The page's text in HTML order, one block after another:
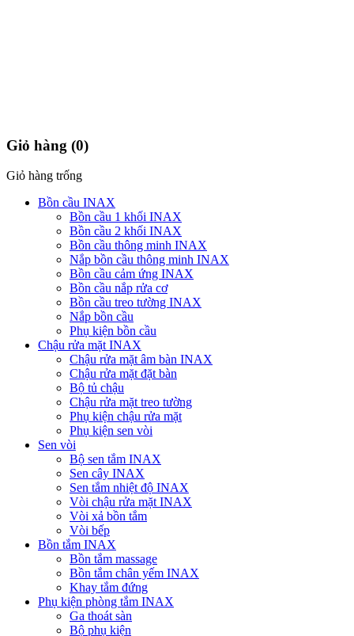
Giỏ hàng (0)
Giỏ hàng trống
Bồn cầu INAX
Bồn cầu 1 khối INAX
Bồn cầu 2 khối INAX
Bồn cầu thông minh INAX
Nắp bồn cầu thông minh INAX
Bồn cầu cảm ứng INAX
Bồn cầu nắp rửa cơ
Bồn cầu treo tường INAX
Nắp bồn cầu
Phụ kiện bồn cầu
Chậu rửa mặt INAX
Chậu rửa mặt âm bàn INAX
Chậu rửa mặt đặt bàn
Bộ tủ chậu
Chậu rửa mặt treo tường
Phụ kiện chậu rửa mặt
Phụ kiện sen vòi
Sen vòi
Bộ sen tắm INAX
Sen cây INAX
Sen tắm nhiệt độ INAX
Vòi chậu rửa mặt INAX
Vòi xả bồn tắm
Vòi bếp
Bồn tắm INAX
Bồn tắm massage
Bồn tắm chân yếm INAX
Khay tắm đứng
Phụ kiện phòng tắm INAX
Ga thoát sàn
Bộ phụ kiện